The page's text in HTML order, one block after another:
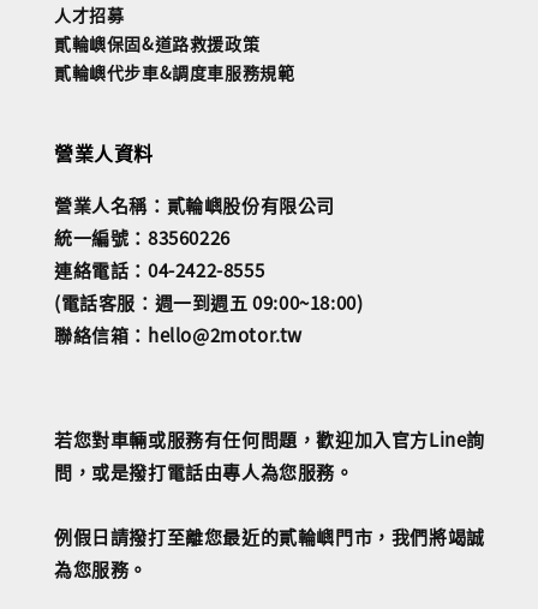
人才招募
貳輪嶼保固&道路救援政策
貳輪嶼代步車&調度車服務規範
營業人資料
營業人名稱：貳輪嶼股份有限公司
統一編號：83560226
連絡電話：04-2422-8555
(電話客服：週一到週五 09:00~18:00)
聯絡信箱：hello@2motor.tw
若您對車輛或服務有任何問題，歡迎加入官方Line詢
問，或是撥打電話由專人為您服務。
例假日請撥打至離您最近的貳輪嶼門市，我們將竭誠
為您服務。